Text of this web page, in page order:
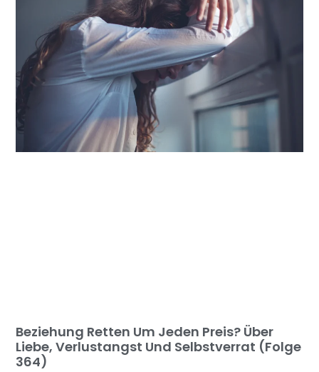
Beziehung Retten Um Jeden Preis? Über
Liebe, Verlustangst Und Selbstverrat (Folge
364)